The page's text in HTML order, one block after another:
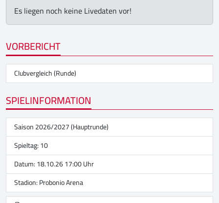
Es liegen noch keine Livedaten vor!
VORBERICHT
Clubvergleich (Runde)
SPIELINFORMATION
Saison 2026/2027 (Hauptrunde)
Spieltag: 10
Datum: 18.10.26 17:00 Uhr
Stadion:Probonio Arena